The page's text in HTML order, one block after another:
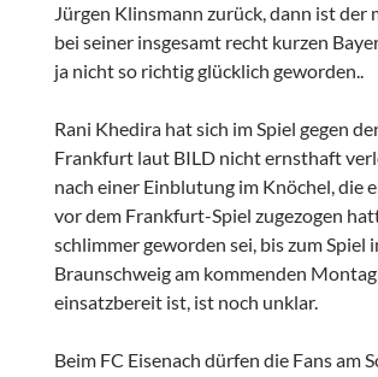
Jürgen Klinsmann zurück, dann ist der
bei seiner insgesamt recht kurzen
ja nicht so richtig glücklich geworden..
Rani Khedira hat sich im Spiel gegen
Frankfurt laut BILD nicht ernsthaft
nach einer Einblutung im Knöchel, die
vor dem Frankfurt-Spiel zugezogen
schlimmer geworden sei, bis zum Spiel
Braunschweig am kommenden
einsatzbereit ist, ist noch unklar.
Beim FC Eisenach dürfen die Fans am